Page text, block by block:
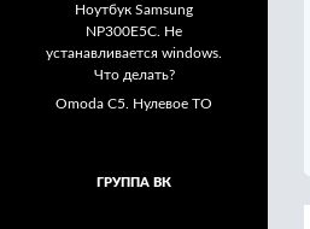
Ноутбук Samsung
NP300E5C. Не
устанавливается windows.
Что делать?
Omoda C5. Нулевое ТО
ГРУППА ВК